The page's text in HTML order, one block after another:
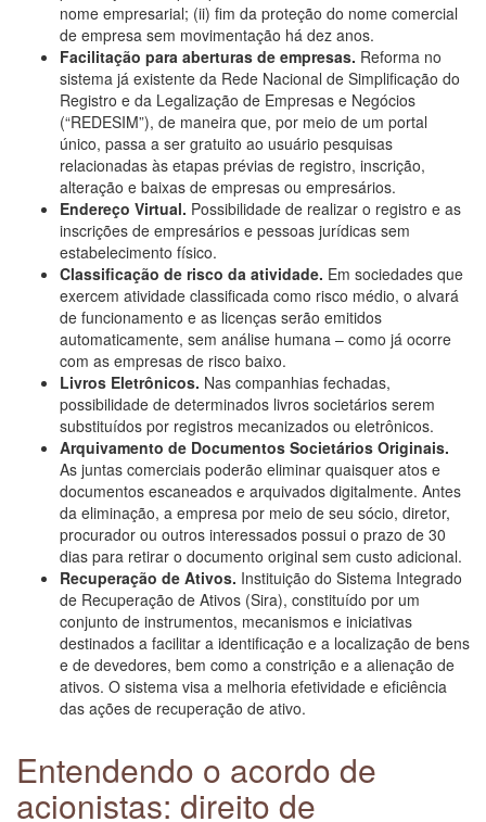
nome empresarial; (ii) fim da proteção do nome comercial
de empresa sem movimentação há dez anos.
Facilitação para aberturas de empresas. Reforma no
sistema já existente da Rede Nacional de Simplificação do
Registro e da Legalização de Empresas e Negócios
(“REDESIM”), de maneira que, por meio de um portal
único, passa a ser gratuito ao usuário pesquisas
relacionadas às etapas prévias de registro, inscrição,
alteração e baixas de empresas ou empresários.
Endereço Virtual. Possibilidade de realizar o registro e as
inscrições de empresários e pessoas jurídicas sem
estabelecimento físico.
Classificação de risco da atividade. Em sociedades que
exercem atividade classificada como risco médio, o alvará
de funcionamento e as licenças serão emitidos
automaticamente, sem análise humana – como já ocorre
com as empresas de risco baixo.
Livros Eletrônicos. Nas companhias fechadas,
possibilidade de determinados livros societários serem
substituídos por registros mecanizados ou eletrônicos.
Arquivamento de Documentos Societários Originais.
As juntas comerciais poderão eliminar quaisquer atos e
documentos escaneados e arquivados digitalmente. Antes
da eliminação, a empresa por meio de seu sócio, diretor,
procurador ou outros interessados possui o prazo de 30
dias para retirar o documento original sem custo adicional.
Recuperação de Ativos. Instituição do Sistema Integrado
de Recuperação de Ativos (Sira), constituído por um
conjunto de instrumentos, mecanismos e iniciativas
destinados a facilitar a identificação e a localização de bens
e de devedores, bem como a constrição e a alienação de
ativos. O sistema visa a melhoria efetividade e eficiência
das ações de recuperação de ativo.
Entendendo o acordo de
acionistas: direito de